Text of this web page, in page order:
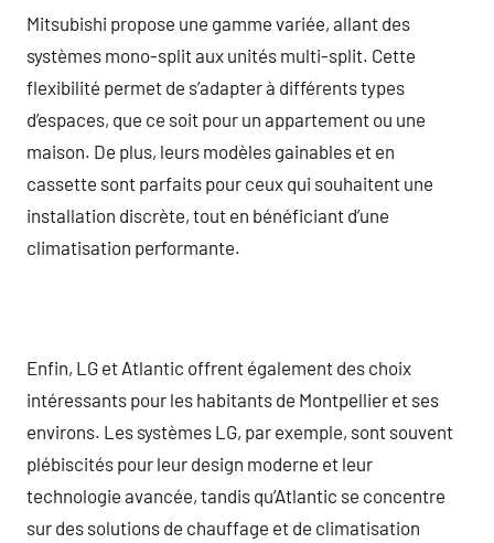
Mitsubishi propose une gamme variée, allant des
systèmes mono-split aux unités multi-split. Cette
flexibilité permet de s’adapter à différents types
d’espaces, que ce soit pour un appartement ou une
maison. De plus, leurs modèles gainables et en
cassette sont parfaits pour ceux qui souhaitent une
installation discrète, tout en bénéficiant d’une
climatisation performante.
Enfin, LG et Atlantic offrent également des choix
intéressants pour les habitants de Montpellier et ses
environs. Les systèmes LG, par exemple, sont souvent
plébiscités pour leur design moderne et leur
technologie avancée, tandis qu’Atlantic se concentre
sur des solutions de chauffage et de climatisation